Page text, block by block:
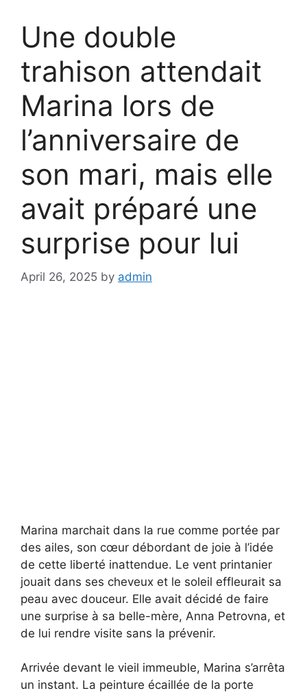
Une double
trahison attendait
Marina lors de
l’anniversaire de
son mari, mais elle
avait préparé une
surprise pour lui
April 26, 2025 by admin
Marina marchait dans la rue comme portée par
des ailes, son cœur débordant de joie à l’idée
de cette liberté inattendue. Le vent printanier
jouait dans ses cheveux et le soleil effleurait sa
peau avec douceur. Elle avait décidé de faire
une surprise à sa belle-mère, Anna Petrovna, et
de lui rendre visite sans la prévenir.
Arrivée devant le vieil immeuble, Marina s’arrêta
un instant. La peinture écaillée de la porte